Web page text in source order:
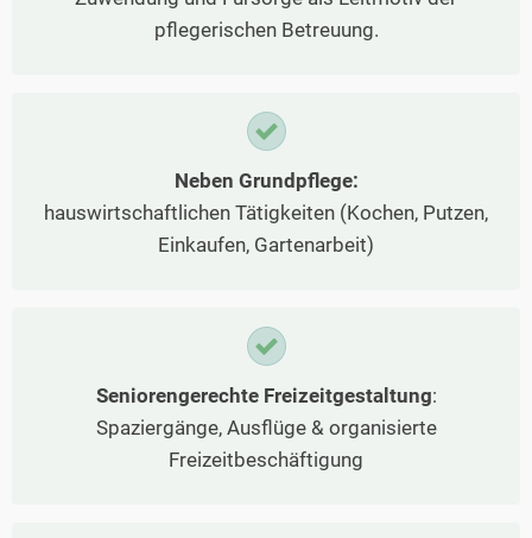
pflegerischen Betreuung.
Neben Grundpflege:
hauswirtschaftlichen Tätigkeiten (Kochen, Putzen,
Einkaufen, Gartenarbeit)
Seniorengerechte Freizeitgestaltung:
Spaziergänge, Ausflüge & organisierte
Freizeitbeschäftigung